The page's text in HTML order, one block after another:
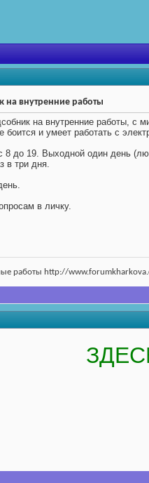
на внутренние работы
на внутренние работы, с
боится и умеет работать с
8 до 19. Выходной один день
в три дня.
в личку.
работы http://